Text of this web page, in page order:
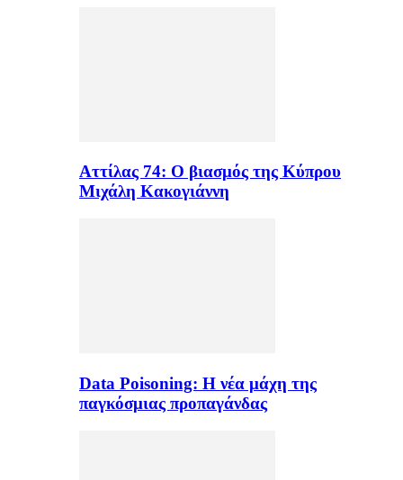
Αττίλας 74: Ο βιασμός της Κύπρου
Μιχάλη Κακογιάννη
Data Poisoning: Η νέα μάχη της
παγκόσμιας προπαγάνδας